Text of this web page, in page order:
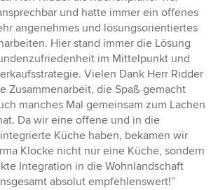
und hatte immer ein offenes
angenehmes und lösungsorientiertes
Hier stand immer die Lösung
im Mittelpunkt und
Vielen Dank Herr Ridder
Zusammenarbeit, die Spaß gemacht
manches Mal gemeinsam zum Lachen
Da wir eine offene und in die
Küche haben, bekamen wir
Klocke nicht nur eine Küche, sondern
Integration in die Wohnlandschaft
absolut empfehlenswert!”